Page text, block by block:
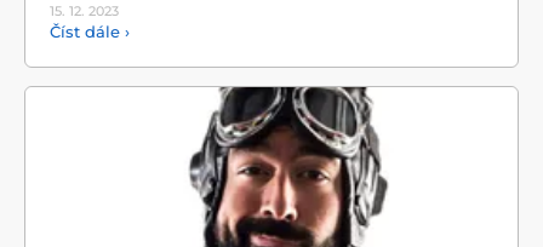
15. 12. 2023
Číst dále ›